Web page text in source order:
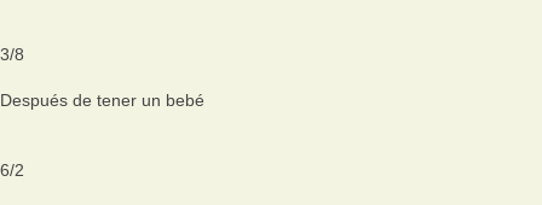
3/8
Después de tener un bebé
6/2